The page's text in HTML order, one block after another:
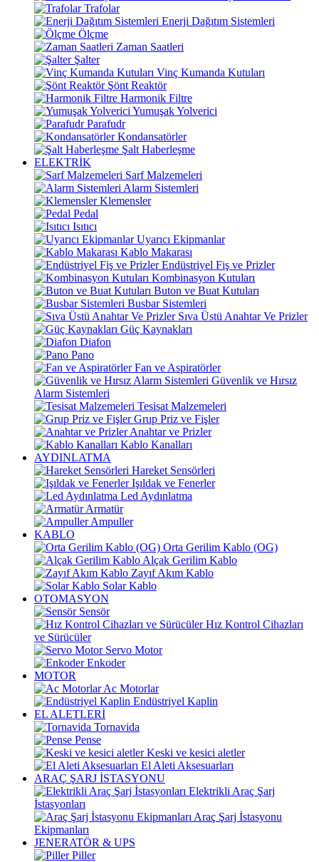
Trafolar
Enerji Dağıtım Sistemleri
Ölçme
Zaman Saatleri
Şalter
Vinç Kumanda Kutuları
Şönt Reaktör
Harmonik Filtre
Yumuşak Yolverici
Parafudr
Kondansatörler
Şalt Haberleşme
ELEKTRİK
Sarf Malzemeleri
Alarm Sistemleri
Klemensler
Pedal
Isıtıcı
Uyarıcı Ekipmanlar
Kablo Makarası
Endüstriyel Fiş ve Prizler
Kombinasyon Kutuları
Buton ve Buat Kutuları
Busbar Sistemleri
Sıva Üstü Anahtar Ve Prizler
Güç Kaynakları
Diafon
Pano
Fan ve Aspiratörler
Güvenlik ve Hırsız
Alarm Sistemleri
Tesisat Malzemeleri
Grup Priz ve Fişler
Anahtar ve Prizler
Kablo Kanalları
AYDINLATMA
Hareket Sensörleri
Işıldak ve Fenerler
Led Aydınlatma
Armatür
Ampuller
KABLO
Orta Gerilim Kablo (OG)
Alçak Gerilim Kablo
Zayıf Akım Kablo
Solar Kablo
OTOMASYON
Sensör
Hız Kontrol Cihazları
ve Sürücüler
Servo Motor
Enkoder
MOTOR
Ac Motorlar
Endüstriyel Kaplin
EL ALETLERİ
Tornavida
Pense
Keski ve kesici aletler
El Aleti Aksesuarları
ARAÇ ŞARJ İSTASYONU
Elektrikli Araç Şarj
İstasyonları
Araç Şarj İstasyonu
Ekipmanları
JENERATÖR & UPS
Piller